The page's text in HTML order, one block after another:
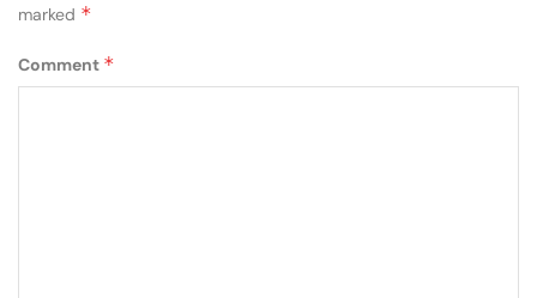
marked *
Comment *